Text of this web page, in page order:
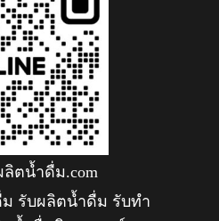
ลิตน้ำดื่ม.com
รับผลิตน้ำดื่ม รับทำ